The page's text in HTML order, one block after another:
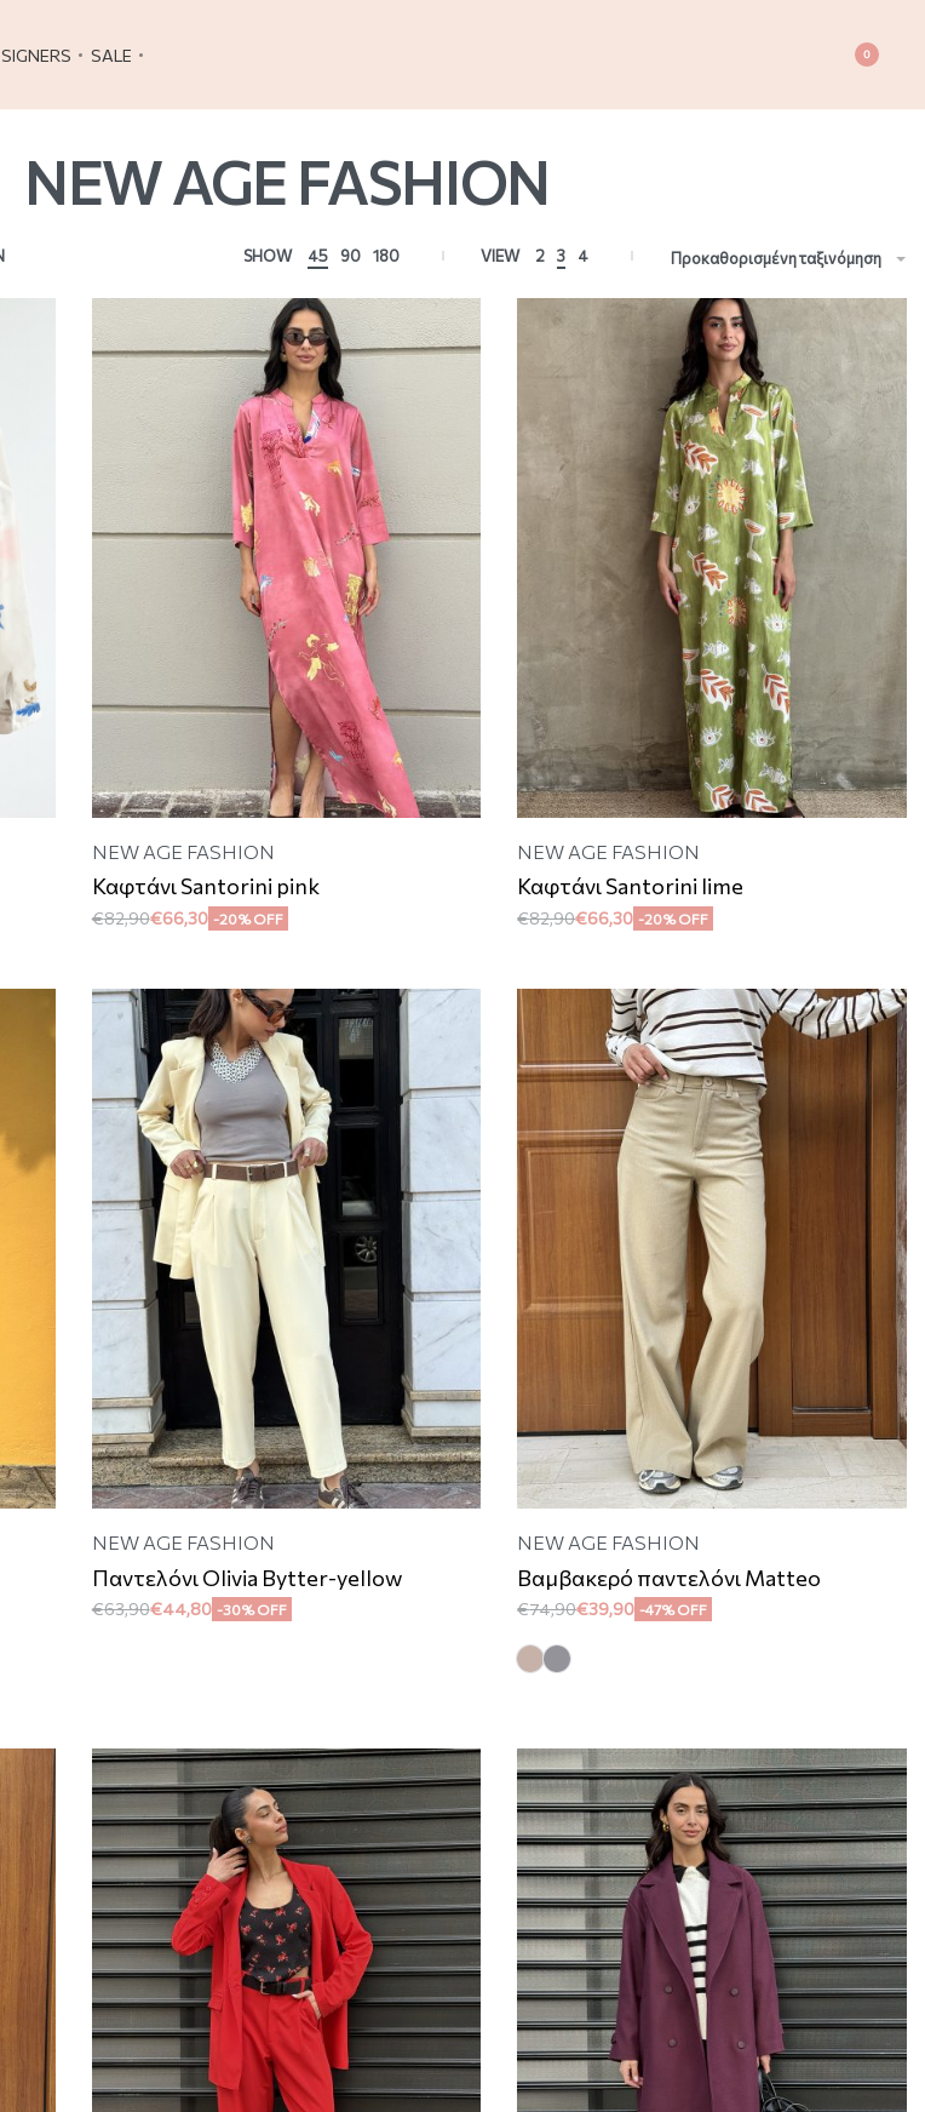
SALE 0
NEW AGE FASHION
SHOW 45 90 180 VIEW 2 3 4 Προκαθορισμένη ταξινόμηση
NEW AGE FASHION
Καφτάνι Santorini pink
€82,90€66,30 -20% OFF
NEW AGE FASHION
Καφτάνι Santorini lime
€82,90€66,30 -20% OFF
NEW AGE FASHION
Παντελόνι Olivia Bytter-yellow
€63,90€44,80 -30% OFF
NEW AGE FASHION
Βαμβακερό παντελόνι Matteo
€74,90€39,90 -47% OFF